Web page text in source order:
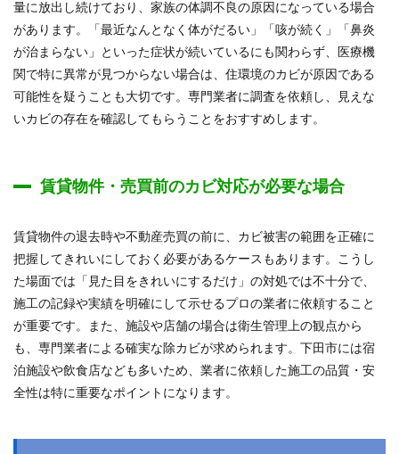
量に放出し続けており、家族の体調不良の原因になっている場合
があります。「最近なんとなく体がだるい」「咳が続く」「鼻炎
が治まらない」といった症状が続いているにも関わらず、医療機
関で特に異常が見つからない場合は、住環境のカビが原因である
可能性を疑うことも大切です。専門業者に調査を依頼し、見えな
いカビの存在を確認してもらうことをおすすめします。
賃貸物件・売買前のカビ対応が必要な場合
賃貸物件の退去時や不動産売買の前に、カビ被害の範囲を正確に
把握してきれいにしておく必要があるケースもあります。こうし
た場面では「見た目をきれいにするだけ」の対処では不十分で、
施工の記録や実績を明確にして示せるプロの業者に依頼すること
が重要です。また、施設や店舗の場合は衛生管理上の観点から
も、専門業者による確実な除カビが求められます。下田市には宿
泊施設や飲食店なども多いため、業者に依頼した施工の品質・安
全性は特に重要なポイントになります。